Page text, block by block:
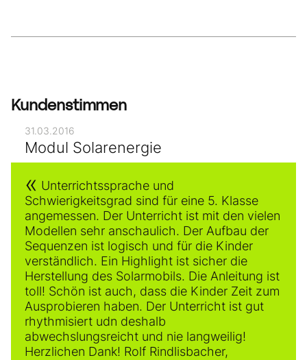
Kundenstimmen
31.03.2016
Modul Solarenergie
Unterrichtssprache und
Schwierigkeitsgrad sind für eine 5. Klasse
angemessen. Der Unterricht ist mit den vielen
Modellen sehr anschaulich. Der Aufbau der
Sequenzen ist logisch und für die Kinder
verständlich. Ein Highlight ist sicher die
Herstellung des Solarmobils. Die Anleitung ist
toll! Schön ist auch, dass die Kinder Zeit zum
Ausprobieren haben. Der Unterricht ist gut
rhythmisiert udn deshalb
abwechslungsreicht und nie langweilig!
Herzlichen Dank! Rolf Rindlisbacher,